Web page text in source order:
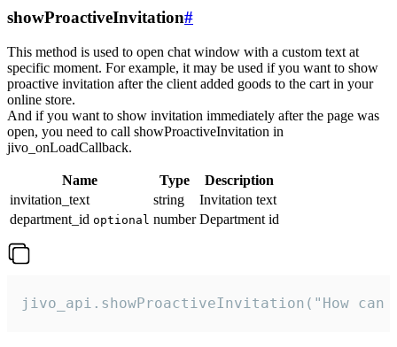
showProactiveInvitation#
This method is used to open chat window with a custom text at
specific moment. For example, it may be used if you want to show
proactive invitation after the client added goods to the cart in your
online store.
And if you want to show invitation immediately after the page was
open, you need to call showProactiveInvitation in
jivo_onLoadCallback.
Name Type
Description
invitation_text
string
Invitation text
department_id optional number Department id
jivo_api.showProactiveInvitation("How